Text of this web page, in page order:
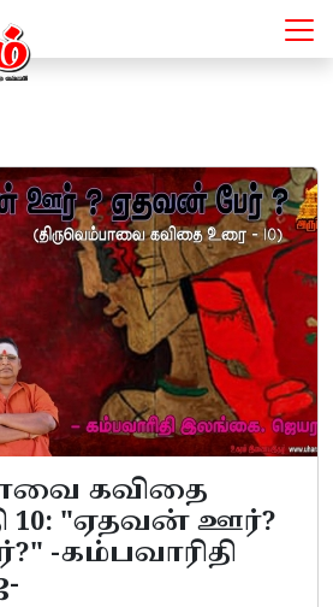
கவிதை
10: "ஏதவன் ஊர்?
-கம்பவாரிதி